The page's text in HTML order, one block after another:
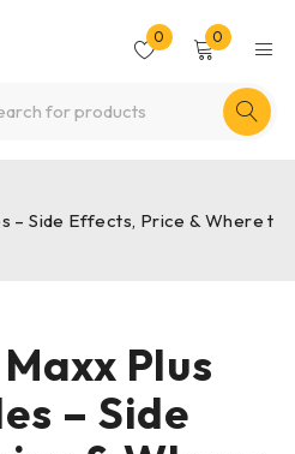
0 0
– Side Effects, Price & Where t
Plus
– Side